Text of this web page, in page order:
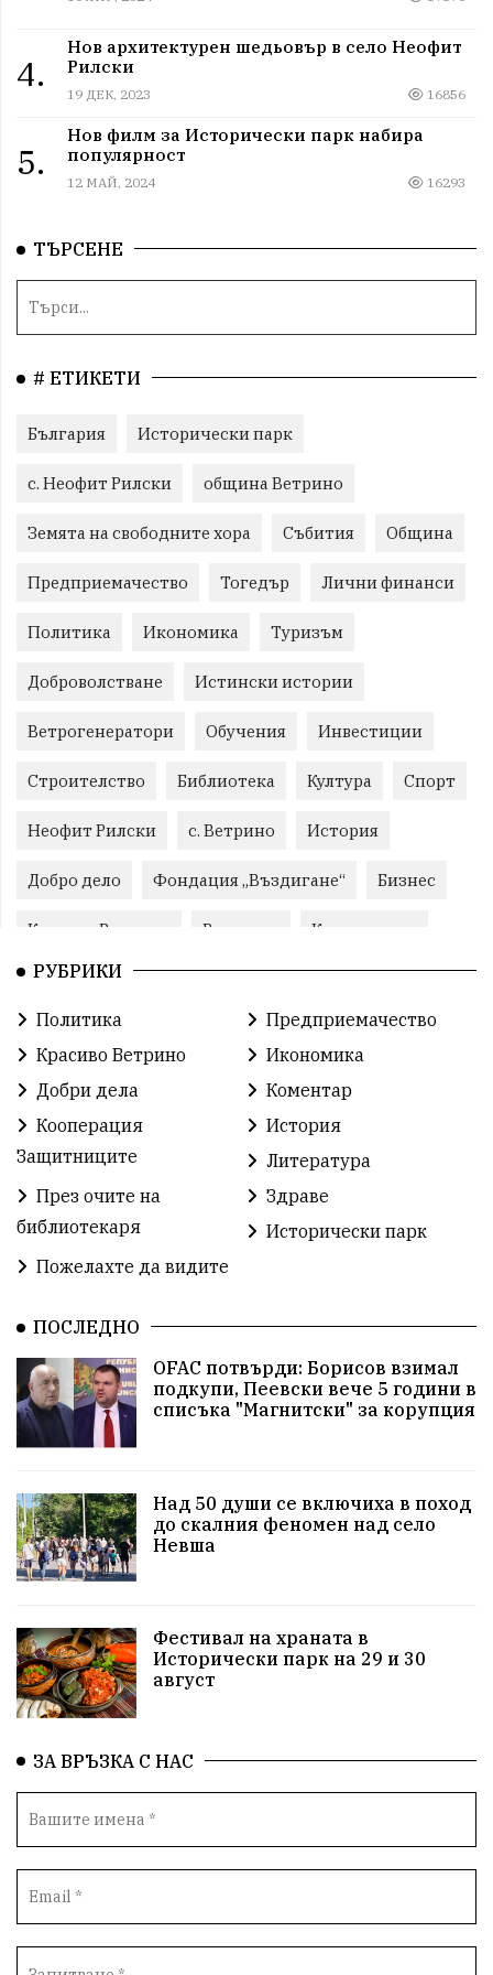
4.
Нов архитектурен шедьовър в село Неофит
Рилски
19 ДЕК, 2023 16856
5.
Нов филм за Исторически парк набира
популярност
12 МАЙ, 2024 16293
ТЪРСЕНЕ
# ЕТИКЕТИ
България Исторически парк
с. Неофит Рилски община Ветрино
Земята на свободните хора Събития Община
Предприемачество Тогедър Лични финанси
Политика Икономика Туризъм
Доброволстване Истински истории
Ветрогенератори Обучения Инвестиции
Строителство Библиотека Култура Спорт
Неофит Рилски с. Ветрино История
Добро дело Фондация „Въздигане“ Бизнес
Красиво Ветрино Развитие Криминално
Фондация Въздигане
Автосъбитие Празници Розариумът
Партия "Величие" Здраве
СУ „Христо Ботев“ – Ветрино Вълчи дол
Предстоящи Доброволчески дейности
Забавления Второ българско царство
Храна от село Лична инициатива
Здравословно Изкуство Заедно за България
Актуално Образователно
Красиво Ветрино защитниците
Детски лагер
Историческа живопис
Народно читалище Изобразително изкуство
български художници
Семейство Новости
Възстановки
благотворителност Красиво Ветрино медии
Родолюбие обучение Доброплодно
РУБРИКИ
Политика
Предприемачество
Красиво Ветрино
Икономика
Добри дела
Коментар
Кооперация
Защитниците
История
Литература
През очите на
библиотекаря
Здраве
Исторически парк
Пожелахте да видите
ПОСЛЕДНО
OFAC потвърди: Борисов взимал
подкупи, Пеевски вече 5 години в
списъка "Магнитски" за корупция
Над 50 души се включиха в поход
до скалния феномен над село
Невша
Фестивал на храната в
Исторически парк на 29 и 30
август
ЗА ВРЪЗКА С НАС